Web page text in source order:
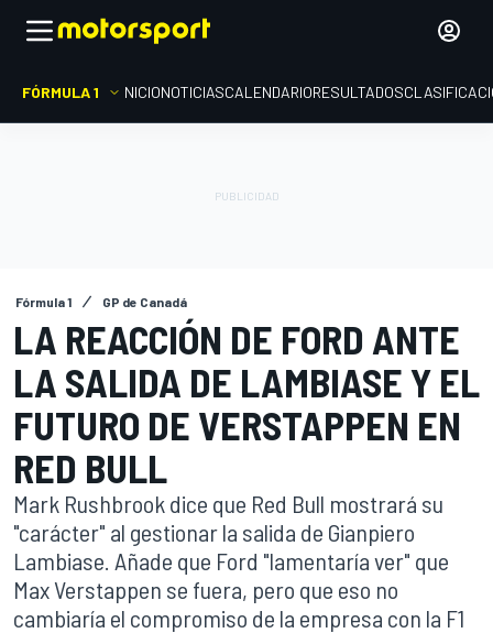
FÓRMULA 1 INICIONOTICIASCALENDARIORESULTADOS
Fórmula 1 GP de Canadá
LA REACCIÓN DE FORD ANTE
LA SALIDA DE LAMBIASE Y EL
FUTURO DE VERSTAPPEN EN
RED BULL
Mark Rushbrook dice que Red Bull mostrará su
"carácter" al gestionar la salida de Gianpiero
Lambiase. Añade que Ford "lamentaría ver" que
Max Verstappen se fuera, pero que eso no
cambiaría el compromiso de la empresa con la F1